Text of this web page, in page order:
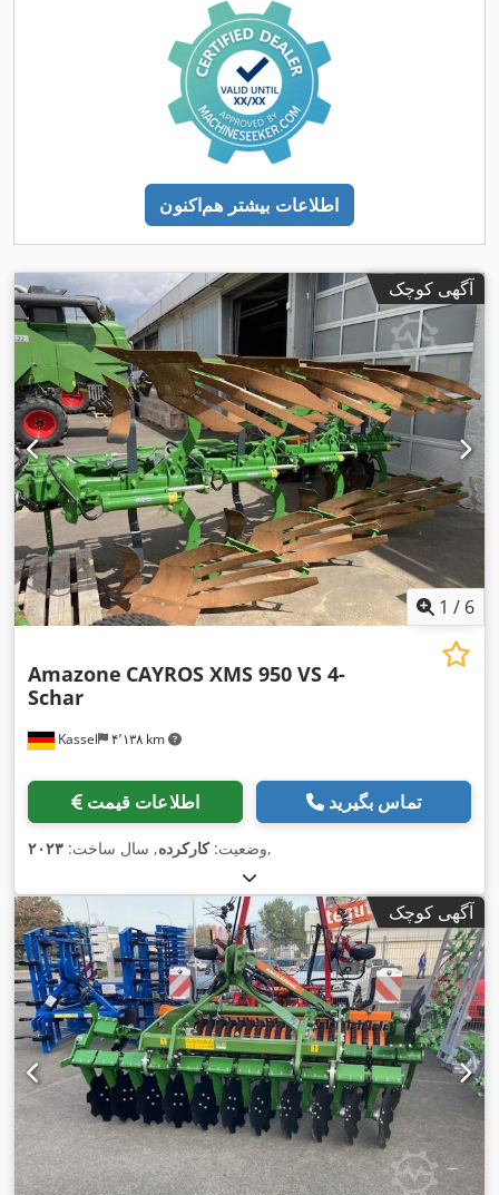
اطلاعات بیشتر هم‌اکنون
آگهی کوچک
1 / 6
Kassel ۴٬۱۳۸ km
Amazone CAYROS XMS 950 VS 4-
Schar
اطلاعات قیمت تماس بگیرید
وضعیت:کارکرده, سال ساخت: ۲۰۲۳ ,
آگهی کوچک